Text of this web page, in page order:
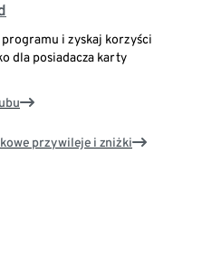
programu i zyskaj korzyści
dla posiadacza karty
przywileje i zniżki